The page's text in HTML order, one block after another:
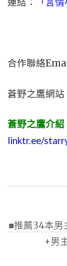
合作聯絡
蒼野之鷹網站
蒼野之鷹介
linktr.ee/
導
■推薦34本男
+男